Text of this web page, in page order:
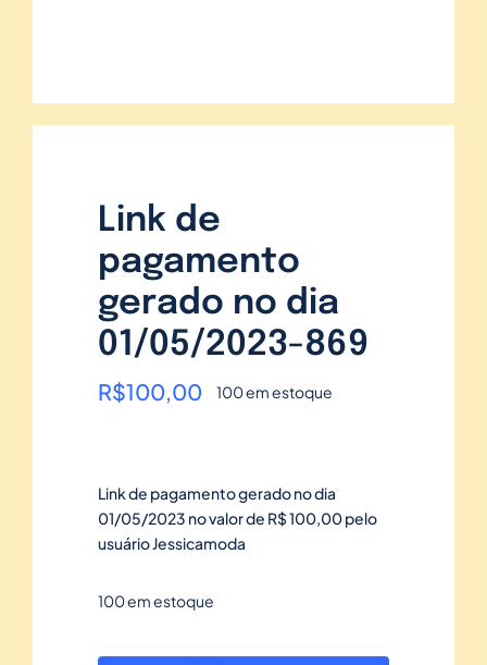
Link de
pagamento
gerado no dia
01/05/2023-869
R$100,00 100 em estoque
Link de pagamento gerado no dia
01/05/2023 no valor de R$ 100,00 pelo
usuário Jessicamoda
100 em estoque